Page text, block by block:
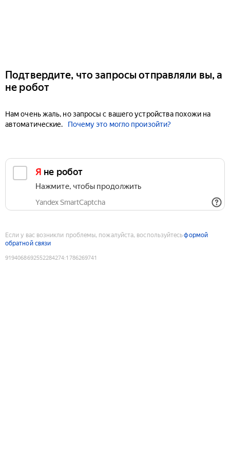
Подтвердите, что запросы отправляли вы, а
не робот
Нам очень жаль, но запросы с вашего устройства похожи на
автоматические.
Почему это могло произойти?
Я не робот
Нажмите, чтобы продолжить
Yandex SmartCaptcha
Если у вас возникли проблемы, пожалуйста, воспользуйтесьформой
обратной связи
9194068692552284274:1786269741